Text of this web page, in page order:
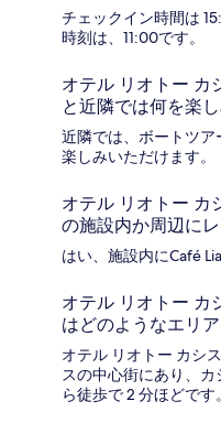
チェックイン時間は
時刻は、11:00です。
オテル リオトー カ
と近隣では何を楽
近隣では、ボートツ
楽しみいただけます。
オテル リオトー カ
の施設内か周辺に
はい、施設内にCafé
オテル リオトー カ
はどのようなエリ
オテル リオトー カシ
スの中心街にあり、カ
ら徒歩で 2 分ほどです。